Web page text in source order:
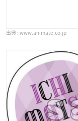
www.animate.co.jp